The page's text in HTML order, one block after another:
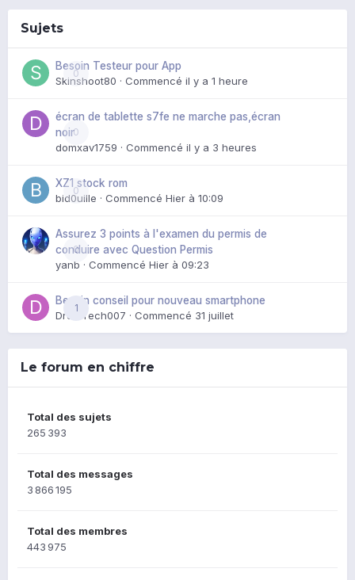
Sujets
0
Besoin Testeur pour App
Skinshoot80 · Commencé il y a 1 heure
0
écran de tablette s7fe ne marche pas,écran
noir
domxav1759 · Commencé il y a 3 heures
0
XZ1 stock rom
bid0uille · Commencé Hier à 10:09
0
Assurez 3 points à l'examen du permis de
conduire avec Question Permis
yanb · Commencé Hier à 09:23
1
Besoin conseil pour nouveau smartphone
DroidTech007 · Commencé 31 juillet
Le forum en chiffre
Total des sujets
265 393
Total des messages
3 866 195
Total des membres
443 975